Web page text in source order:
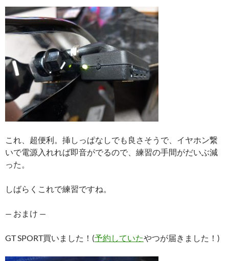
これ、超便利。挿しっぱなしでも良さそうで、イヤホン繋
いで電源入れれば即音がでるので、練習の手間がだいぶ減
った。
しばらくこれで練習ですね。
— おまけ —
GT SPORT買いました！(予約していたやつが届きました！)